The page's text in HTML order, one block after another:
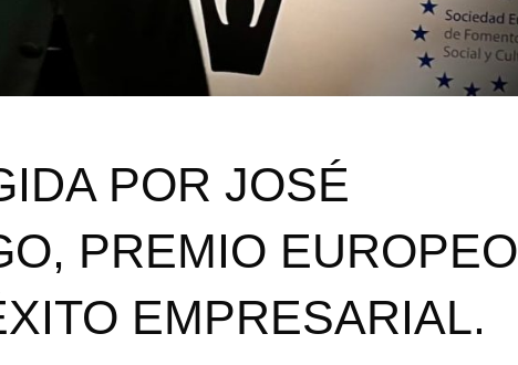
POR JOSÉ
PREMIO EUROPEO
EMPRESARIAL.